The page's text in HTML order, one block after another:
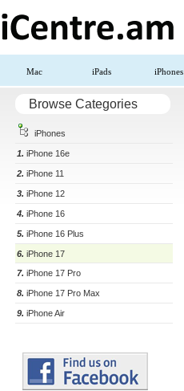
Mac iPads iPhones
Browse Categories
iPhones
1. iPhone 16e
2. iPhone 11
3. iPhone 12
4. iPhone 16
5. iPhone 16 Plus
6. iPhone 17
7. iPhone 17 Pro
8. iPhone 17 Pro Max
9. iPhone Air